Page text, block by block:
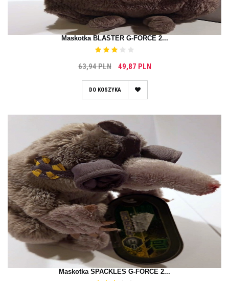
Maskotka BLASTER G-FORCE 2...
63,94 PLN 49,87 PLN
DO KOSZYKA
Maskotka SPACKLES G-FORCE 2...